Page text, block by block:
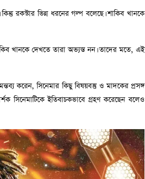
রকস্টার ভিন্ন ধরনের গল্প বলেছে। শাকিব খানকে
খানকে দেখতে তারা অভ্যস্ত নন। তাদের মতে, এই
করেন, সিনেমার কিছু বিষয়বস্তু ও মাদকের প্রসঙ্গ
সিনেমাটিকে ইতিবাচকভাবে গ্রহণ করেছেন বলেও